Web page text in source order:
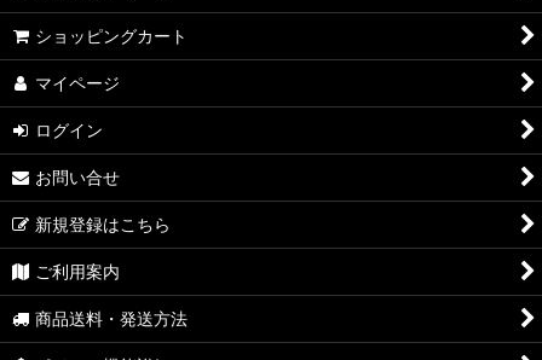
ショッピングカート
マイページ
ログイン
お問い合せ
新規登録はこちら
ご利用案内
商品送料・発送方法